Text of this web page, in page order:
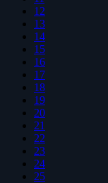
12
13
14
15
16
17
18
19
20
21
22
23
24
25